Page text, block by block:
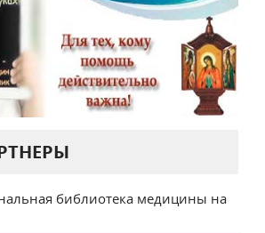
библиотека медицины на